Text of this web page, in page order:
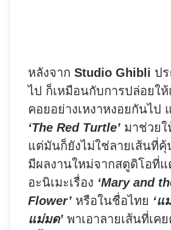
หลังจาก Studio Ghibli ป
ไป ก็เหมือนกับการปล่อยใ
คอยอย่างเหงาหงอยกันไป
‘The Red Turtle’ มาช่วย
แต่มันก็ยังไม่ใช่ลายเส้นที่
มีผลงานใหม่จากสตูดิโอที่
อะนิเมะเรื่อง ‘Mary and
Flower’ หรือในชื่อไทย ‘
แม่มด’ พาเอาลายเส้นที่เค